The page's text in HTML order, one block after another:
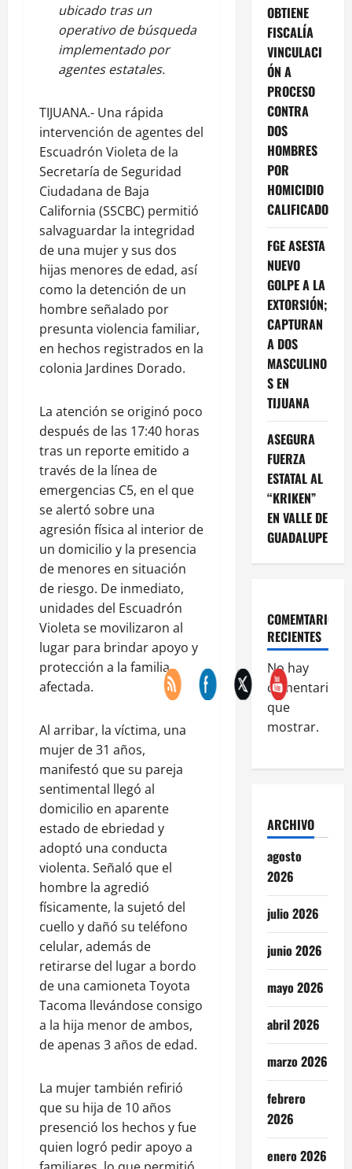
ubicado tras un
operativo de búsqueda
implementado por
agentes estatales.
TIJUANA.- Una rápida
intervención de agentes del
Escuadrón Violeta de la
Secretaría de Seguridad
Ciudadana de Baja
California (SSCBC) permitió
salvaguardar la integridad
de una mujer y sus dos
hijas menores de edad, así
como la detención de un
hombre señalado por
presunta violencia familiar,
en hechos registrados en la
colonia Jardines Dorado.
La atención se originó poco
después de las 17:40 horas
tras un reporte emitido a
través de la línea de
emergencias C5, en el que
se alertó sobre una
agresión física al interior de
un domicilio y la presencia
de menores en situación
de riesgo. De inmediato,
unidades del Escuadrón
Violeta se movilizaron al
lugar para brindar apoyo y
protección a la familia
afectada.
Al arribar, la víctima, una
mujer de 31 años,
manifestó que su pareja
sentimental llegó al
domicilio en aparente
estado de ebriedad y
adoptó una conducta
violenta. Señaló que el
hombre la agredió
físicamente, la sujetó del
cuello y dañó su teléfono
celular, además de
retirarse del lugar a bordo
de una camioneta Toyota
Tacoma llevándose consigo
a la hija menor de ambos,
de apenas 3 años de edad.
La mujer también refirió
que su hija de 10 años
presenció los hechos y fue
quien logró pedir apoyo a
OBTIENE
FISCALÍA
VINCULACI
ÓN A
PROCESO
CONTRA
DOS
HOMBRES
POR
HOMICIDIO
CALIFICADO
FGE ASESTA
NUEVO
GOLPE A LA
EXTORSIÓN;
CAPTURAN
A DOS
MASCULINO
S EN
TIJUANA
ASEGURA
FUERZA
ESTATAL AL
“KRIKEN”
EN VALLE DE
GUADALUPE
COMEMTARIOS
RECIENTES
No hay
comentarios
que
mostrar.
ARCHIVO
agosto
2026
julio 2026
junio 2026
mayo 2026
abril 2026
marzo 2026
febrero
2026
enero 2026